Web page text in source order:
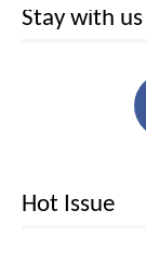
Stay with us
Hot Issue